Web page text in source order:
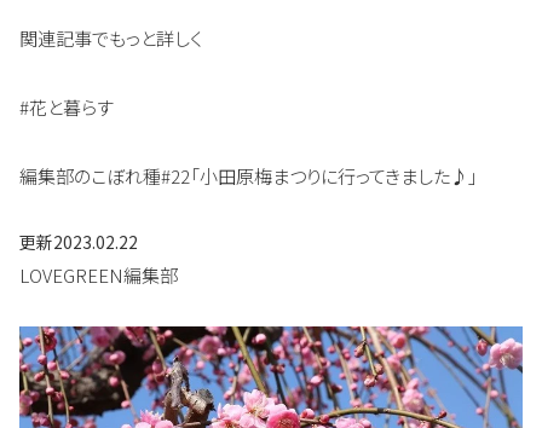
関連記事でもっと詳しく
#花と暮らす
編集部のこぼれ種#22「小田原梅まつりに行ってきました♪」
更新2023.02.22
LOVEGREEN編集部